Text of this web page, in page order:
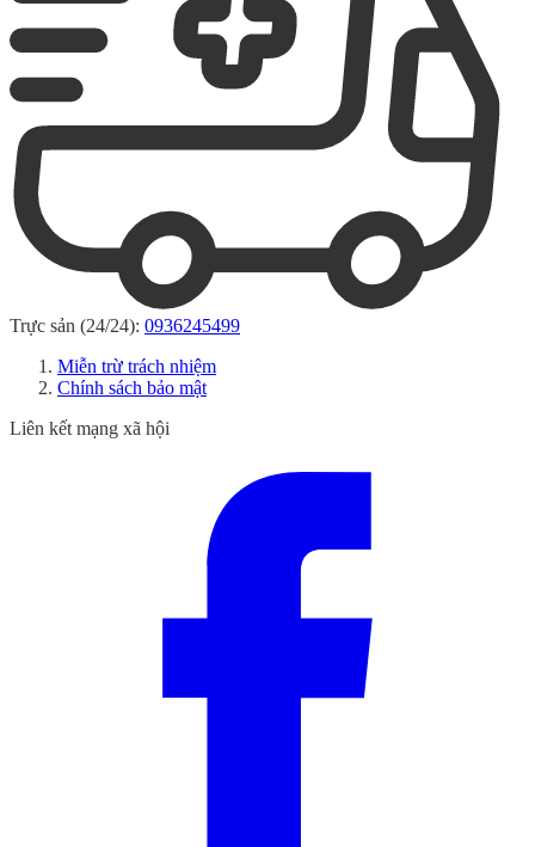
Trực sản (24/24): 0936245499
Miễn trừ trách nhiệm
Chính sách bảo mật
Liên kết mạng xã hội